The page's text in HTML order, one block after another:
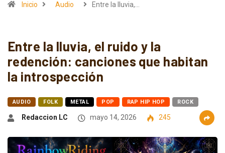
Inicio Audio Entre la lluvia,…
Entre la lluvia, el ruido y la
redención: canciones que habitan
la introspección
AUDIO FOLK METAL POP RAP HIP HOP ROCK
Redaccion LC mayo 14, 2026 245